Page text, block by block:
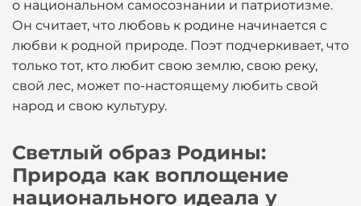
о национальном самосознании и патриотизме.
Он считает, что любовь к родине начинается с
любви к родной природе. Поэт подчеркивает, что
только тот, кто любит свою землю, свою реку,
свой лес, может по-настоящему любить свой
народ и свою культуру.
Светлый образ Родины:
Природа как воплощение
национального идеала у